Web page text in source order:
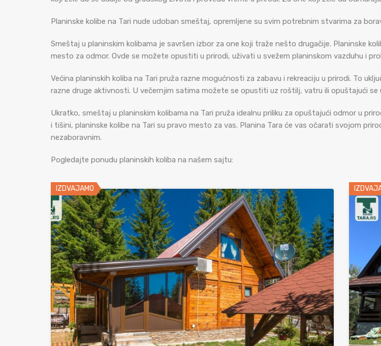
Planinske kolibe na Tari nude udoban smeštaj, opremljene su svim potrebnim stvarima za
Smeštaj u planinskim kolibama je savršen izbor za one koji traže nešto drugačije. Planinske
mesto za odmor. Ovde se možete opustiti u prirodi, uživati u svežem planinskom vazduhu i
Većina planinskih koliba na Tari pruža razne mogućnosti za zabavu i rekreaciju u prirodi. To
razne druge aktivnosti. U večernjim satima možete se opustiti uz roštilj, vatru ili opuštajući se
Ukratko, smeštaj u planinskim kolibama na Tari pruža idealnu priliku za opuštajući odmor u
i tišini, planinske kolibe na Tari su pravo mesto za vas. Planina Tara će vas očarati svojom
nezaboravnim.
Pogledajte ponudu planinskih koliba na našem sajtu:
IZDVAJAMO